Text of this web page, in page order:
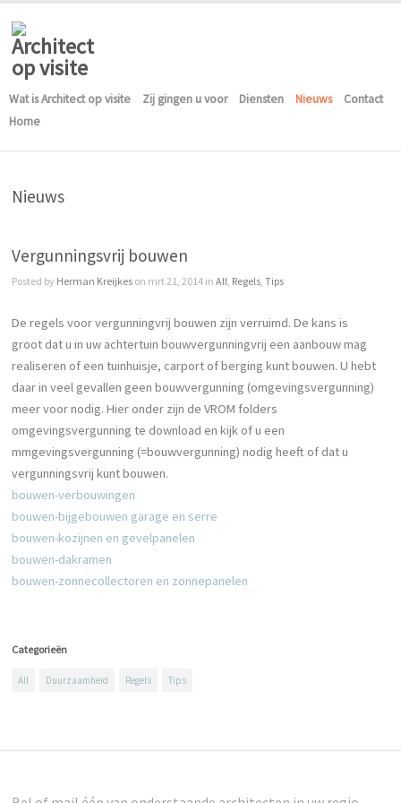
Wat is Architect op visite Zij gingen u voor Diensten Nieuws
Contact
Home
Nieuws
Vergunningsvrij bouwen
Posted by Herman Kreijkes on mrt 21, 2014 inAll, Regels,Tips
De regels voor vergunningvrij bouwen zijn verruimd. De kans is
groot dat u in uw achtertuin bouwvergunningvrij een aanbouw mag
realiseren of een tuinhuisje, carport of berging kunt bouwen. U hebt
daar in veel gevallen geen bouwvergunning (omgevingsvergunning)
meer voor nodig. Hier onder zijn de VROM folders
omgevingsvergunning te download en kijk of u een
mmgevingsvergunning (=bouwvergunning) nodig heeft of dat u
vergunningsvrij kunt bouwen.
bouwen-verbouwingen
bouwen-bijgebouwen garage en serre
bouwen-kozijnen en gevelpanelen
bouwen-dakramen
bouwen-zonnecollectoren en zonnepanelen
Categorieën
All Duurzaamheid Regels Tips